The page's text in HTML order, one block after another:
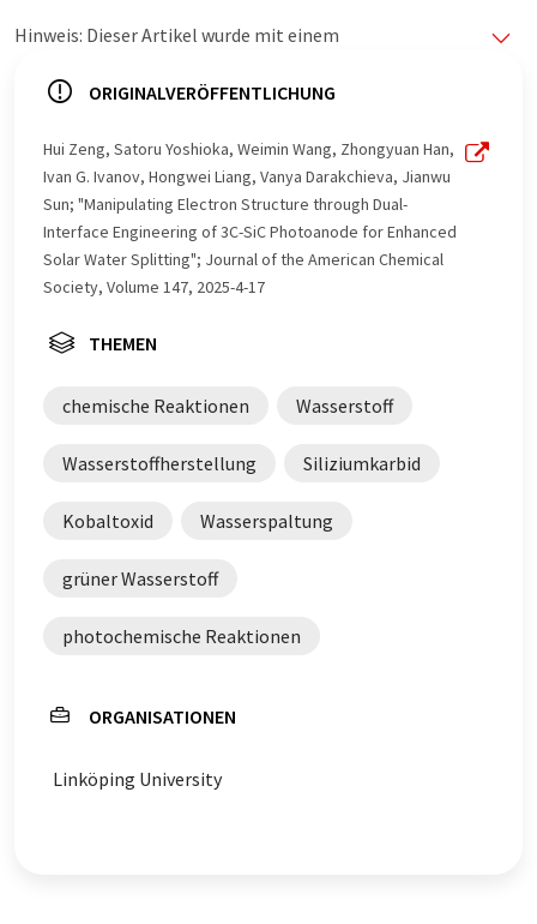
Hinweis: Dieser Artikel wurde mit einem
LUMITOS bietet diese automatischen Übersetzungen
Nachrichten zu präsentieren. Da dieser Artikel mit
automatischer Übersetzung übersetzt wurde, ist es
möglich, dass er Fehler im Vokabular, in der Syntax oder
in der Grammatik enthält. Den ursprünglichen Artikel in
Englisch finden Siehier
ORIGINALVERÖFFENTLICHUNG
Hui Zeng, Satoru Yoshioka, Weimin Wang, Zhongyuan Han,
Ivan G. Ivanov, Hongwei Liang, Vanya Darakchieva, Jianwu
Sun; "Manipulating Electron Structure through Dual-
Interface Engineering of 3C-SiC Photoanode for Enhanced
Solar Water Splitting"; Journal of the American Chemical
Society, Volume 147, 2025-4-17
THEMEN
chemische Reaktionen Wasserstoff
Wasserstoffherstellung Siliziumkarbid
Kobaltoxid Wasserspaltung
grüner Wasserstoff
photochemische Reaktionen
ORGANISATIONEN
Linköping University